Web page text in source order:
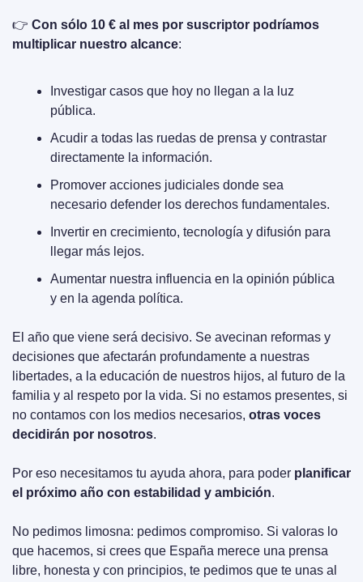
👉 Con sólo 10 € al mes por suscriptor podríamos
multiplicar nuestro alcance:
Investigar casos que hoy no llegan a la luz
pública.
Acudir a todas las ruedas de prensa y contrastar
directamente la información.
Promover acciones judiciales donde sea
necesario defender los derechos fundamentales.
Invertir en crecimiento, tecnología y difusión para
llegar más lejos.
Aumentar nuestra influencia en la opinión pública
y en la agenda política.
El año que viene será decisivo. Se avecinan reformas y
decisiones que afectarán profundamente a nuestras
libertades, a la educación de nuestros hijos, al futuro de la
familia y al respeto por la vida. Si no estamos presentes, si
no contamos con los medios necesarios, otras voces
decidirán por nosotros.
Por eso necesitamos tu ayuda ahora, para poder planificar
el próximo año con estabilidad y ambición.
No pedimos limosna: pedimos compromiso. Si valoras lo
que hacemos, si crees que España merece una prensa
libre, honesta y con principios, te pedimos que te unas al